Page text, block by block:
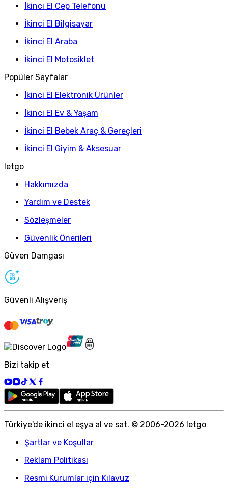
İkinci El Cep Telefonu
İkinci El Bilgisayar
İkinci El Araba
İkinci El Motosiklet
Popüler Sayfalar
İkinci El Elektronik Ürünler
İkinci El Ev & Yaşam
İkinci El Bebek Araç & Gereçleri
İkinci El Giyim & Aksesuar
letgo
Hakkımızda
Yardım ve Destek
Sözleşmeler
Güvenlik Önerileri
Güven Damgası
Güvenli Alışveriş
Bizi takip et
Türkiye'de ikinci el eşya al ve sat. © 2006-2026 letgo
Şartlar ve Koşullar
Reklam Politikası
Resmi Kurumlar için Kılavuz